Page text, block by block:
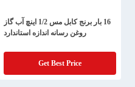
16 بار برنج کابل مس 1/2 اینچ آب گاز
روغن رسانه اندازه استاندارد
Get Best Price